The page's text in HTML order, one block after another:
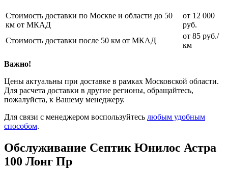
Стоимость доставки по Москве и области до 50
км от МКАД
от 12 000
руб.
Стоимость доставки после 50 км от МКАД
от 85 руб./
км
Важно!
Цены актуальны при доставке в рамках Московской области.
Для расчета доставки в другие регионы, обращайтесь,
пожалуйста, к Вашему менеджеру.
Для связи с менеджером воспользуйтесь любым удобным
способом.
Обслуживание Септик Юнилос Астра
100 Лонг Пр